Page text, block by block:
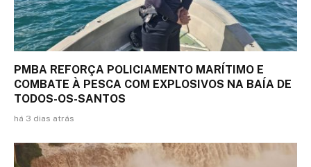
PMBA REFORÇA POLICIAMENTO MARÍTIMO E
COMBATE À PESCA COM EXPLOSIVOS NA BAÍA DE
TODOS-OS-SANTOS
há 3 dias atrás